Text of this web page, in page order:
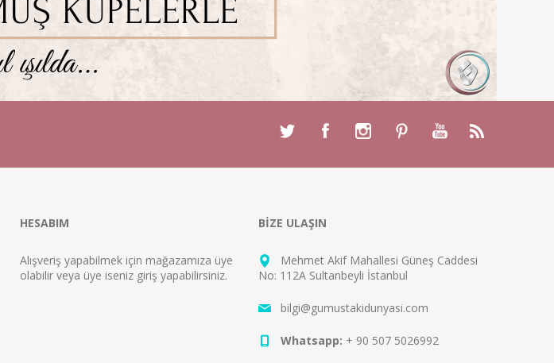
HESABIM
Alışveriş yapabilmek için mağazamıza üye
olabilir veya üye iseniz giriş yapabilirsiniz.
BİZE ULAŞIN
Mehmet Akif Mahallesi Güneş Caddesi
No: 112A Sultanbeyli İstanbul
bilgi@gumustakidunyasi.com
Whatsapp: + 90 507 5026992